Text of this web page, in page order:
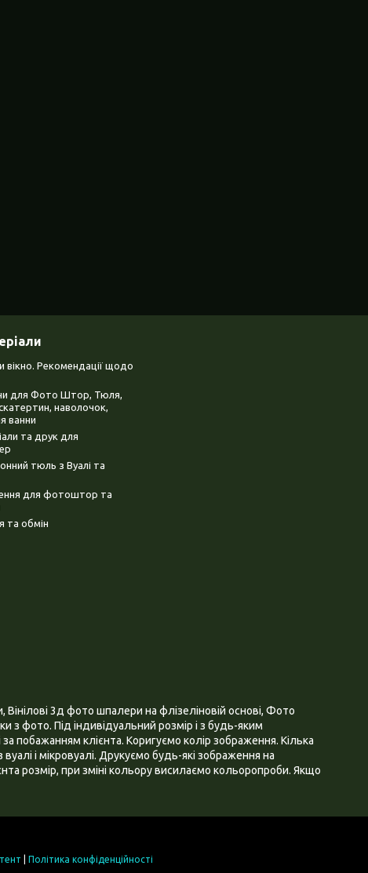
вікно. Рекомендації щодо
для Фото Штор, Тюля,
наволочок,
ванни
та друк для
тюль з Вуалі та
для фотоштор та
та обмін
3д фото шпалери на флізеліновій основі, Фото
фото. Під індивідуальний розмір і з будь-яким
побажанням клієнта. Коригуємо колір зображення. Кілька
і мікровуалі. Друкуємо будь-які зображення на
розмір, при зміні кольору висилаємо кольоропроби. Якщо
Політика конфіденційності